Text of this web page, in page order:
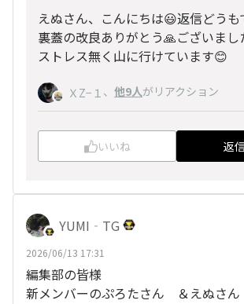
えぬさん、こんにちは😃返信どうも
裏蓋の改良ありがとう🙏ございまし
ストレス無く山に行けています😊
ＸZ−１ 、 他9人がリアクション
いいね 返
YUMI‐TG
2026/06/13 17:31
編集部の皆様
新メンバーのぷろたさん ＆えぬさん